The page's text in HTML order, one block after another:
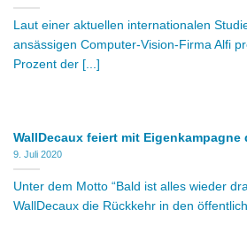
Laut einer aktuellen internationalen
ansässigen Computer-Vision-Firma Alfi
Prozent der [...]
WallDecaux feiert mit Eigenkampagne
9. Juli 2020
Unter dem Motto “Bald ist alles wieder
WallDecaux die Rückkehr in den